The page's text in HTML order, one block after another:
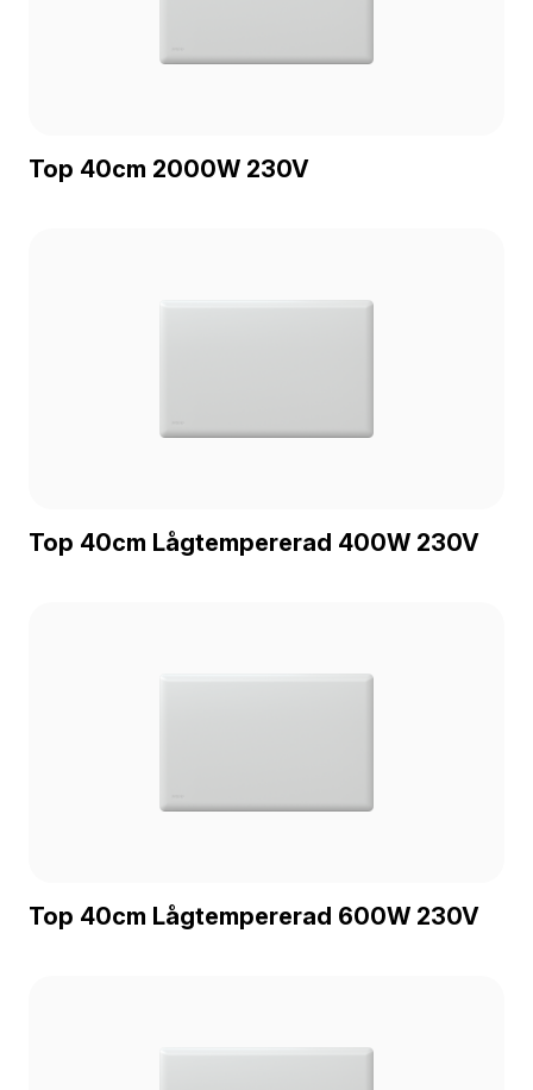
Top 40cm 2000W 230V
Top 40cm Lågtempererad 400W 230V
Top 40cm Lågtempererad 600W 230V